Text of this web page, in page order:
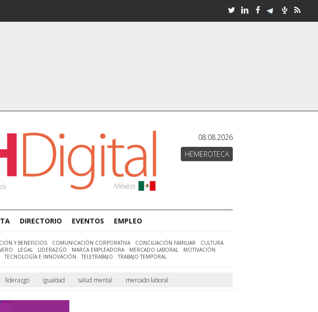
08.08.2026
HEMEROTECA
DIRECTORIO EVENTOS EMPLEO
Y BENEFICIOS COMUNICACIÓN CORPORATIVA CONCILIACIÓN FAMILIAR
CULTURA
LEGAL LIDERAZGO MARCA EMPLEADORA MERCADO LABORAL
MOTIVACIÓN
TECNOLOGÍA E INNOVACIÓN TELETRABAJO TRABAJO TEMPORAL
liderazgo igualdad salud mental mercado laboral